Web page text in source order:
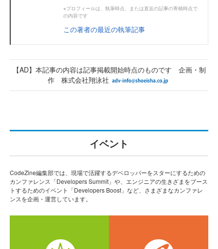
※プロフィールは、執筆時点、または直近の記事の寄稿時点で
の内容です
この著者の最近の執筆記事
【AD】本記事の内容は記事掲載開始時点のものです 企画・制
作 株式会社翔泳社
イベント
CodeZine編集部では、現場で活躍するデベロッパーをスターにするための
カンファレンス「Developers Summit」や、エンジニアの生きざまをブース
トするためのイベント「Developers Boost」など、さまざまなカンファレ
ンスを企画・運営しています。